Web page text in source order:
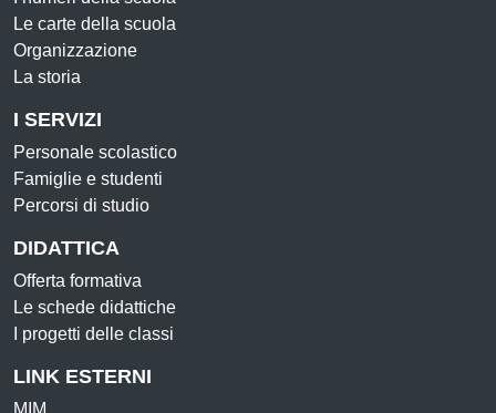
Le carte della scuola
Organizzazione
La storia
I SERVIZI
Personale scolastico
Famiglie e studenti
Percorsi di studio
DIDATTICA
Offerta formativa
Le schede didattiche
I progetti delle classi
LINK ESTERNI
MIM